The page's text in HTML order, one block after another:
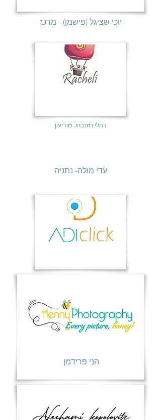
יוכי שציגל (פישמן) - מרכז
רחלי רוזנברג- מודיעין
עדי מולה- נתניה
הני פרידמן